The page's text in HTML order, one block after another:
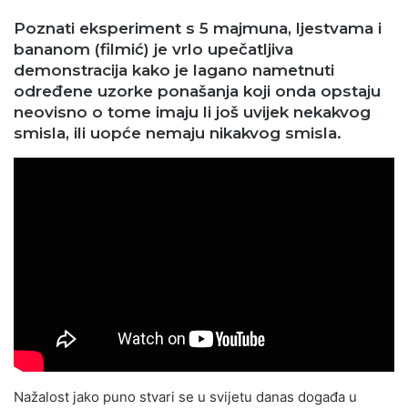
Poznati eksperiment s 5 majmuna, ljestvama i
bananom (filmić) je vrlo upečatljiva
demonstracija kako je lagano nametnuti
određene uzorke ponašanja koji onda opstaju
neovisno o tome imaju li još uvijek nekakvog
smisla, ili uopće nemaju nikakvog smisla.
Nažalost jako puno stvari se u svijetu danas događa u